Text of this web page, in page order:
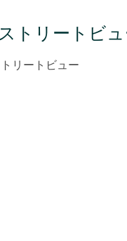
ストリートビ